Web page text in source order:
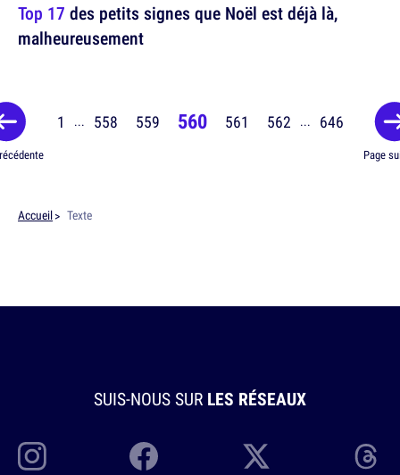
Top 17 des petits signes que Noël est déjà là,
malheureusement
1 ... 558 559 560 561 562 ... 646
Page
Accueil Texte
SUIS-NOUS SUR LES RÉSEAUX